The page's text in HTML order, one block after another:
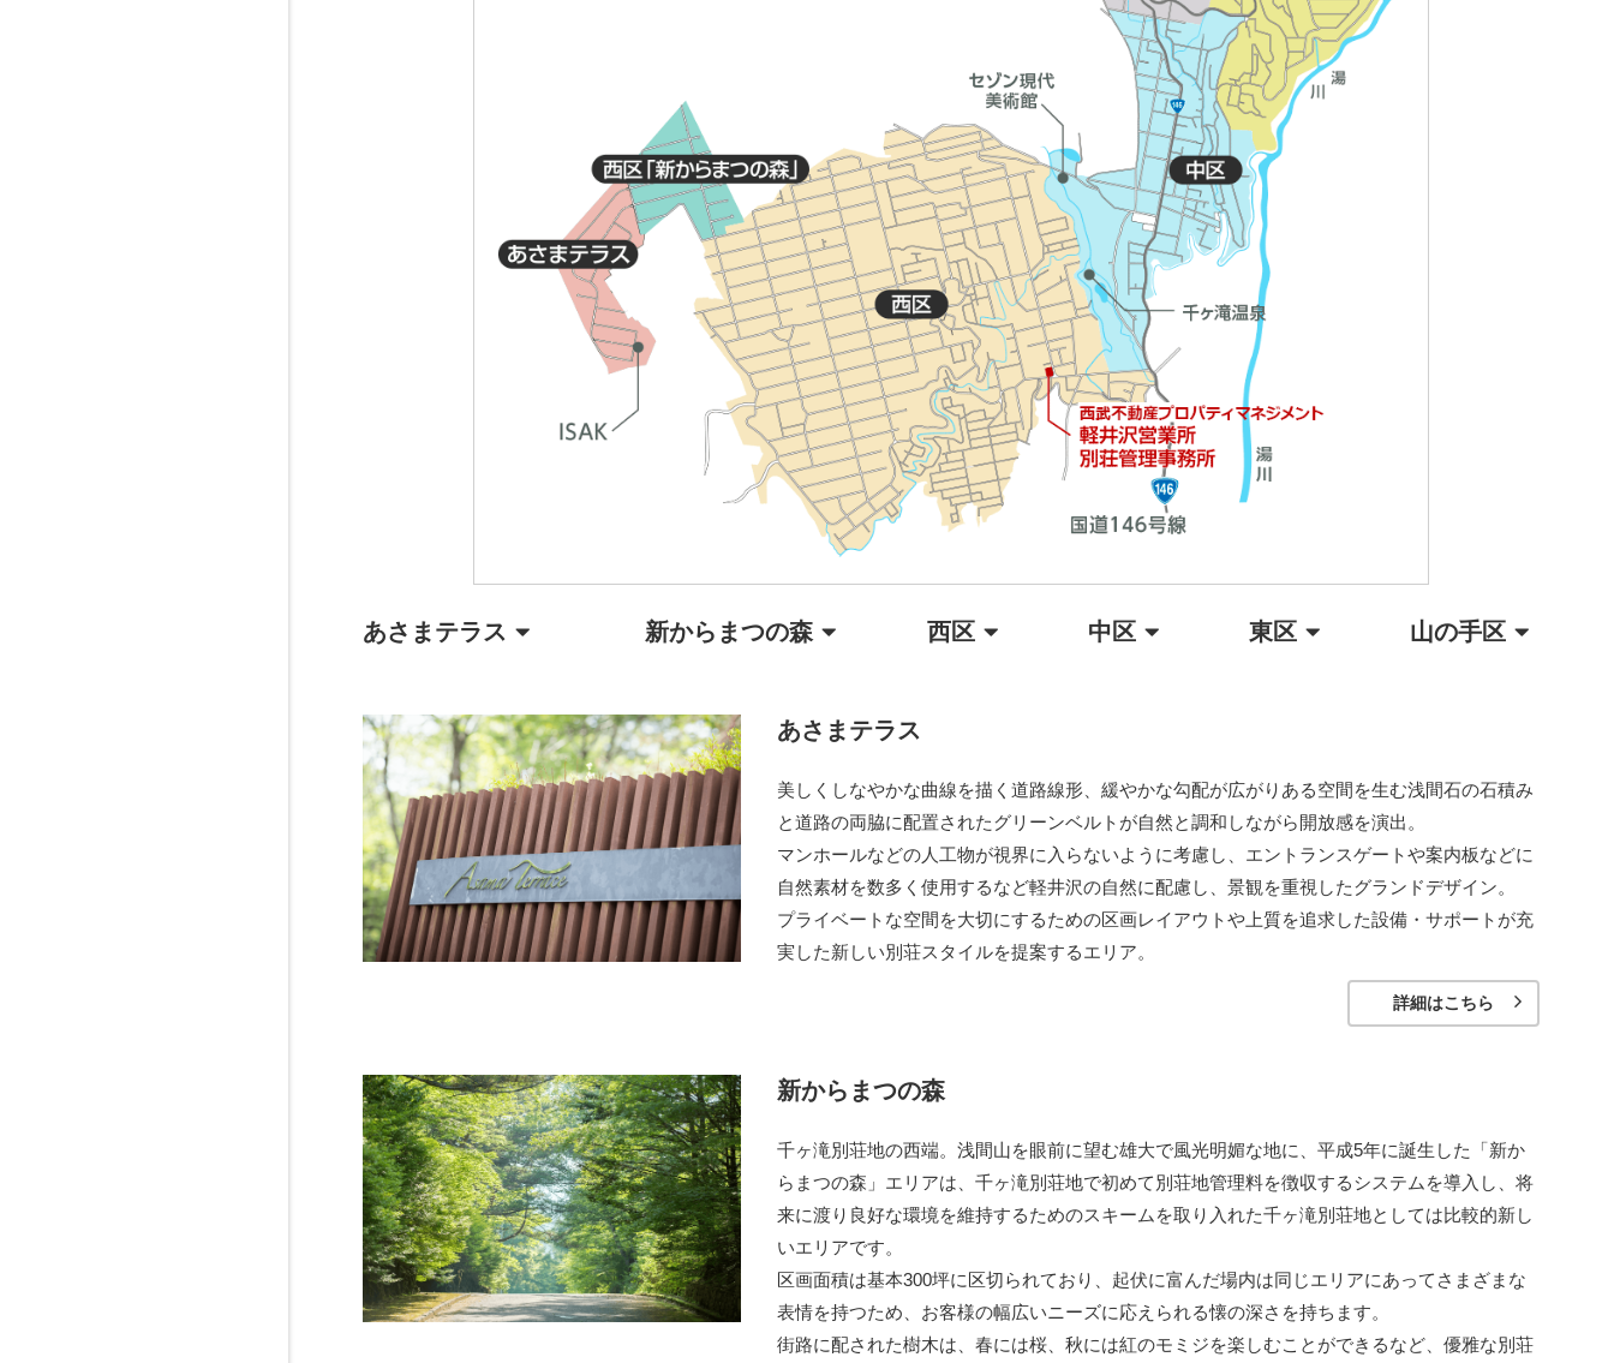
あさまテラス 新からまつの森 西区 中区 東区 山の手区
あさまテラス
美しくしなやかな曲線を描く道路線形、緩やかな勾配が広がりある空間を生む浅間石の石積み
と道路の両脇に配置されたグリーンベルトが自然と調和しながら開放感を演出。
マンホールなどの人工物が視界に入らないように考慮し、エントランスゲートや案内板などに
自然素材を数多く使用するなど軽井沢の自然に配慮し、景観を重視したグランドデザイン。
プライベートな空間を大切にするための区画レイアウトや上質を追求した設備・サポートが充
実した新しい別荘スタイルを提案するエリア。
詳細はこちら
新からまつの森
千ヶ滝別荘地の西端。浅間山を眼前に望む雄大で風光明媚な地に、平成5年に誕生した「新か
らまつの森」エリアは、千ヶ滝別荘地で初めて別荘地管理料を徴収するシステムを導入し、将
来に渡り良好な環境を維持するためのスキームを取り入れた千ヶ滝別荘地としては比較的新し
いエリアです。
区画面積は基本300坪に区切られており、起伏に富んだ場内は同じエリアにあってさまざまな
表情を持つため、お客様の幅広いニーズに応えられる懐の深さを持ちます。
街路に配された樹木は、春には桜、秋には紅のモミジを楽しむことができるなど、優雅な別荘